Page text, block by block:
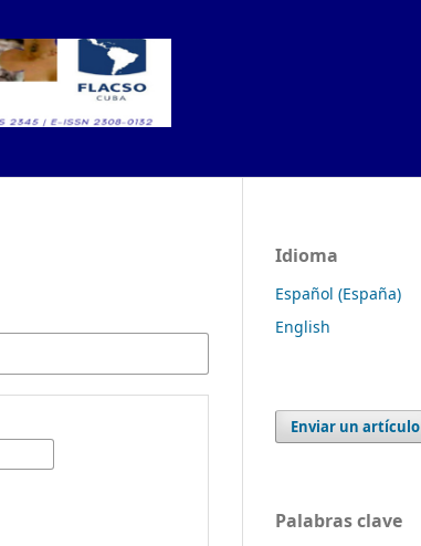
Idioma
Español (España)
English
Enviar un artículo
Palabras clave